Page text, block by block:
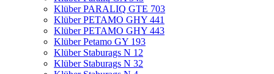
Klüber PARALIQ GTE 703
Klüber PETAMO GHY 441
Klüber PETAMO GHY 443
Klüber Petamo GY 193
Klüber Staburags N 12
Klüber Staburags N 32